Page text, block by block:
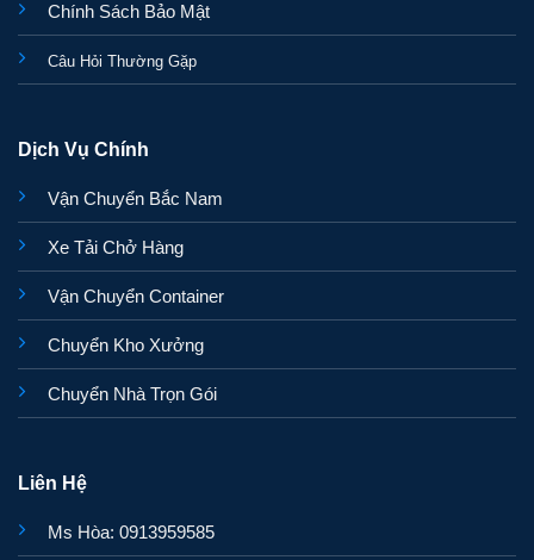
Chính Sách Bảo Mật
Câu Hỏi Thường Gặp
Dịch Vụ Chính
Vận Chuyển Bắc Nam
Xe Tải Chở Hàng
Vận Chuyển Container
Chuyển Kho Xưởng
Chuyển Nhà Trọn Gói
Liên Hệ
Ms Hòa: 0913959585